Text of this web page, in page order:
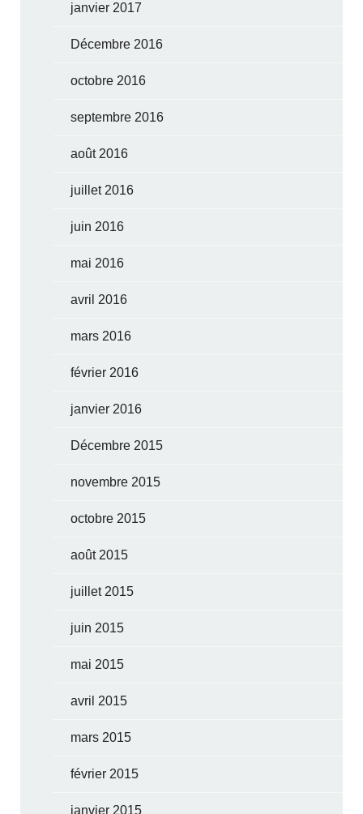
janvier 2017
Décembre 2016
octobre 2016
septembre 2016
août 2016
juillet 2016
juin 2016
mai 2016
avril 2016
mars 2016
février 2016
janvier 2016
Décembre 2015
novembre 2015
octobre 2015
août 2015
juillet 2015
juin 2015
mai 2015
avril 2015
mars 2015
février 2015
janvier 2015